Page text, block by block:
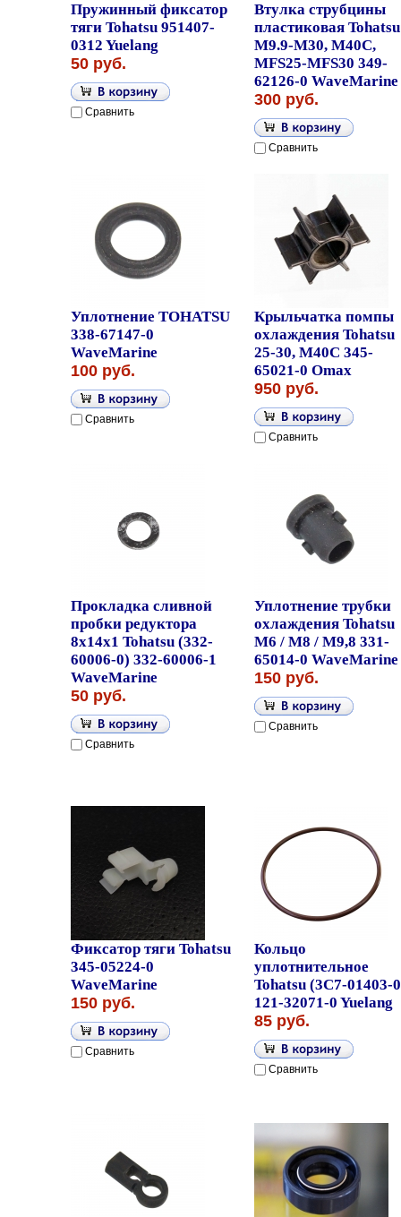
Пружинный фиксатор
тяги Tohatsu 951407-
0312 Yuelang
50 руб.
Сравнить
Втулка струбцины
пластиковая Tohatsu
M9.9-M30, M40C,
MFS25-MFS30 349-
62126-0 WaveMarine
300 руб.
Сравнить
Уплотнение TOHATSU
338-67147-0
WaveMarine
100 руб.
Сравнить
Крыльчатка помпы
охлаждения Tohatsu
25-30, M40C 345-
65021-0 Omax
950 руб.
Сравнить
Прокладка сливной
пробки редуктора
8x14x1 Tohatsu (332-
60006-0) 332-60006-1
WaveMarine
50 руб.
Сравнить
Уплотнение трубки
охлаждения Tohatsu
M6 / M8 / M9,8 331-
65014-0 WaveMarine
150 руб.
Сравнить
Фиксатор тяги Tohatsu
345-05224-0
WaveMarine
150 руб.
Сравнить
Кольцо
уплотнительное
Tohatsu (3C7-01403-
121-32071-0 Yuelang
85 руб.
Сравнить